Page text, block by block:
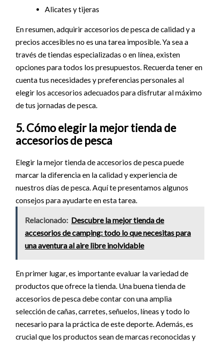
Alicates y tijeras
En resumen, adquirir accesorios de pesca de calidad y a
precios accesibles no es una tarea imposible. Ya sea a
través de tiendas especializadas o en línea, existen
opciones para todos los presupuestos. Recuerda tener en
cuenta tus necesidades y preferencias personales al
elegir los accesorios adecuados para disfrutar al máximo
de tus jornadas de pesca.
5. Cómo elegir la mejor tienda de
accesorios de pesca
Elegir la mejor tienda de accesorios de pesca puede
marcar la diferencia en la calidad y experiencia de
nuestros días de pesca. Aquí te presentamos algunos
consejos para ayudarte en esta tarea.
Relacionado: Descubre la mejor tienda de
accesorios de camping: todo lo que necesitas para
una aventura al aire libre inolvidable
En primer lugar, es importante evaluar la variedad de
productos que ofrece la tienda. Una buena tienda de
accesorios de pesca debe contar con una amplia
selección de cañas, carretes, señuelos, líneas y todo lo
necesario para la práctica de este deporte. Además, es
crucial que los productos sean de marcas reconocidas y